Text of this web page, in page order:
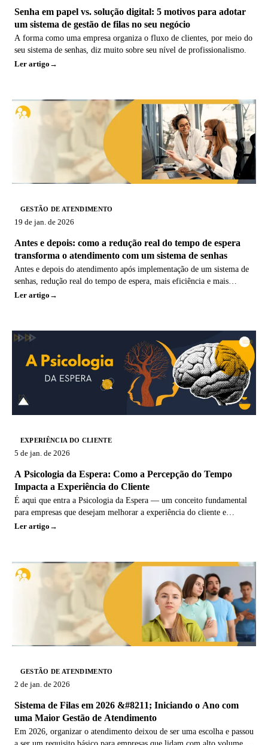
Senha em papel vs. solução digital: 5 motivos para adotar
um sistema de gestão de filas no seu negócio
A forma como uma empresa organiza o fluxo de clientes, por meio do
seu sistema de senhas, diz muito sobre seu nível de profissionalismo.
Ler artigo
GESTÃO DE ATENDIMENTO
19 de jan. de 2026
Antes e depois: como a redução real do tempo de espera
transforma o atendimento com um sistema de senhas
Antes e depois do atendimento após implementação de um sistema de
senhas, redução real do tempo de espera, mais eficiência e mais
satisfação.
Ler artigo
EXPERIÊNCIA DO CLIENTE
5 de jan. de 2026
A Psicologia da Espera: Como a Percepção do Tempo
Impacta a Experiência do Cliente
É aqui que entra a Psicologia da Espera — um conceito fundamental
para empresas que desejam melhorar a experiência do cliente e
otimizar seus processos de atendimento.
Ler artigo
GESTÃO DE ATENDIMENTO
2 de jan. de 2026
Sistema de Filas em 2026 &#8211; Iniciando o Ano com
uma Maior Gestão de Atendimento
Em 2026, organizar o atendimento deixou de ser uma escolha e passou